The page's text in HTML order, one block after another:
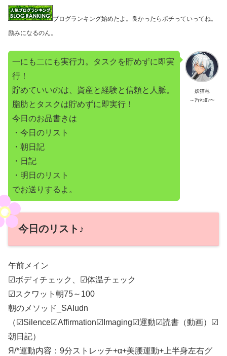
ブログランキング始めたよ。良かったらポチっていってね。
励みになるのん。
妖猫竜
～ｱﾔﾈｺﾛﾝ～
一にも二にも実行力。タスクを貯めずに即実
行！
貯めていいのは、資産と経験と信頼と人脈。
脂肪とタスクは貯めずに即実行！
今日のお品書きは
・今日のリスト
・朝日記
・日記
・明日のリスト
でお送りするよ。
今日のリスト♪
午前メイン
☑ボディチェック、☑体温チェック
☑スクワット朝75～100
朝のメソッド_SAIudn
（☑Silence☑Affirmation☑Imaging☑運動☑読書（動画）☑
朝日記）
Я/*運動内容：9分ストレッチ+α+美腰運動+上半身左右グ